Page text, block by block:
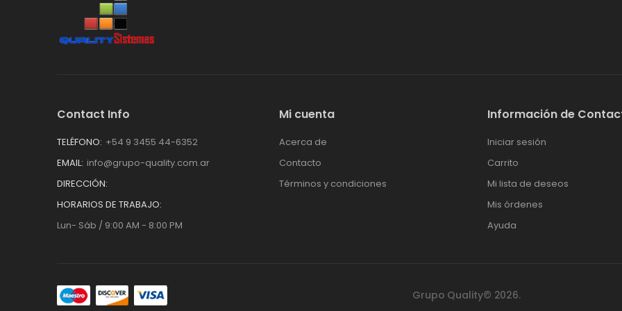
Contact Info
TELÉFONO: +54 9 3455 44-6352
EMAIL: info@grupo-quality.com.ar
DIRECCIÓN:
HORARIOS DE TRABAJO:
Lun- Sáb / 9:00 AM - 8:00 PM
Mi cuenta
Acerca de
Contacto
Términos y condiciones
Información de
Iniciar sesión
Carrito
Mi lista de deseos
Mis órdenes
Ayuda
Grupo Quality© 2026.